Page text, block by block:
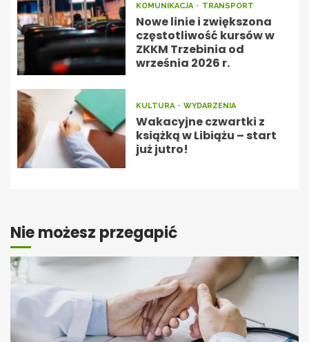
KOMUNIKACJA TRANSPORT
Nowe linie i zwiększona
częstotliwość kursów w
ZKKM Trzebinia od
września 2026 r.
KULTURA WYDARZENIA
Wakacyjne czwartki z
książką w Libiążu – start
już jutro!
Nie możesz przegapić